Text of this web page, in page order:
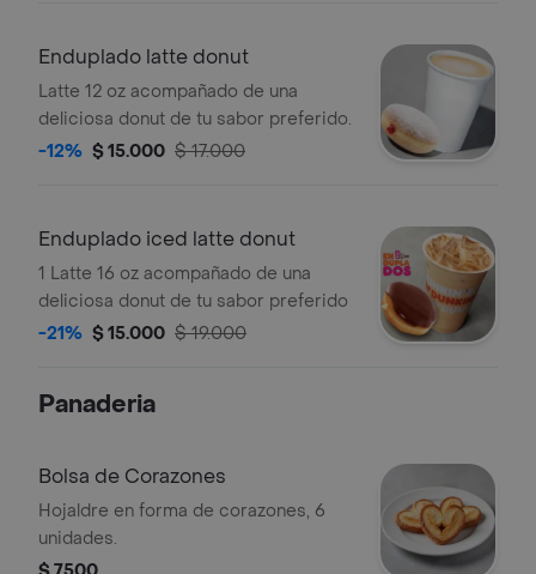
Enduplado latte donut
Latte 12 oz acompañado de una
deliciosa donut de tu sabor preferido.
-12% $ 15.000 $ 17.000
Enduplado iced latte donut
1 Latte 16 oz acompañado de una
deliciosa donut de tu sabor preferido
-21% $ 15.000 $ 19.000
Panaderia
Bolsa de Corazones
Hojaldre en forma de corazones, 6
unidades.